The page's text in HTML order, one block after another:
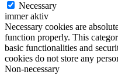
Necessary
immer aktiv
Necessary cookies are
function properly. This
basic functionalities and
cookies do not store any
Non-necessary